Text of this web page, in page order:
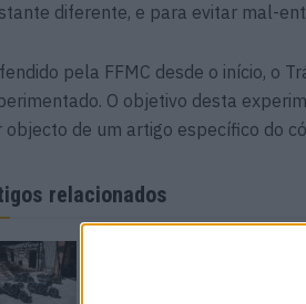
diferente, e para evitar mal-
pela FFMC desde o início, o
O objetivo desta
objecto de um artigo específico do
relacionados